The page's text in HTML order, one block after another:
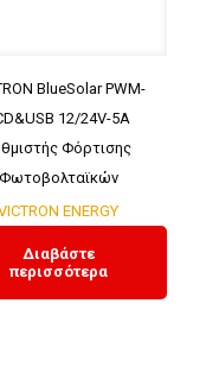
BlueSolar PWM-
12/24V-5A
Φόρτισης
Φωτοβολταϊκών
ENERGY
Διαβάστε
περισσότερα